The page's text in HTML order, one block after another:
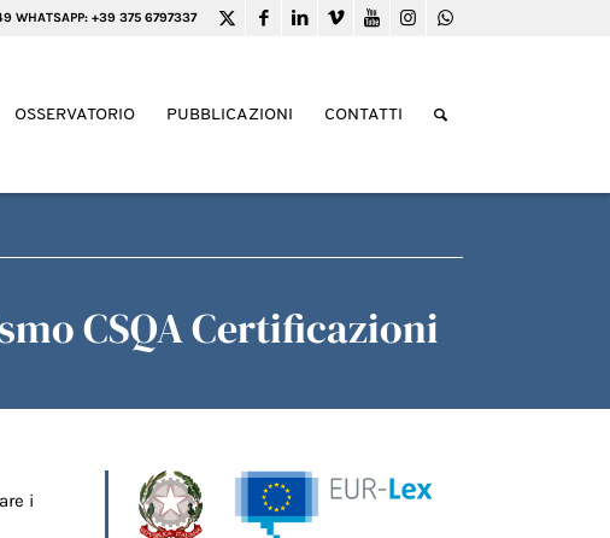
WHATSAPP: +39 375 6797337
OSSERVATORIO PUBBLICAZIONI CONTATTI
CSQA Certificazioni
i